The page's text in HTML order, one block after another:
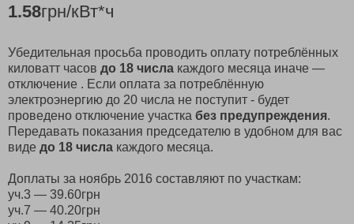
1.58грн/кВт*ч
Убедительная просьба проводить оплату потреблённых
киловатт часов до 18 числа каждого месяца иначе —
отключение . Если оплата за потреблённую
электроэнергию до 20 числа не поступит - будет
проведено отключение участка без предупреждения.
Передавать показания председателю в удобном для вас
виде до 18 числа каждого месяца.
Доплаты за ноябрь 2016 составляют по участкам:
уч.3 — 39.60грн
уч.7 — 40.20грн